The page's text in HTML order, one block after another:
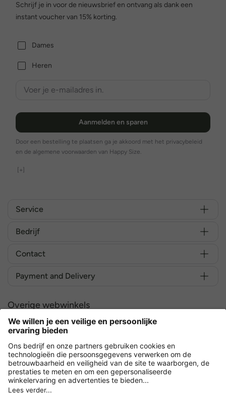
Schrijf je in voor de nieuwsbrief en ontvang als dank een
instant voucher van 15% korting.
Dames
Heren
Aanmelden en sparen
Door een bestelling te plaatsen ga je akkoord met het privacybeleid
en de algemene voorwaarden van Happy Size.
[+]
Service
Bedrijf
Contact
Payment and Delivery
Overige webwinkels
Nederland
Versleuteling met